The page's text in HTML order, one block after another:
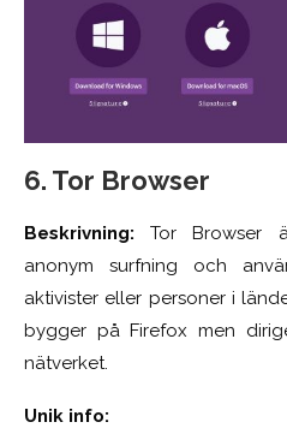
6. Tor Browser
Beskrivning: Tor Browser
anonym surfning och
aktivister eller personer i
bygger på Firefox men
nätverket.
Unik info: